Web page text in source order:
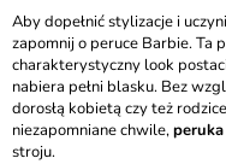
Aby dopełnić stylizacje i
zapomnij o peruce Barbie. Ta
charakterystyczny look
nabiera pełni blasku. Bez
dorosłą kobietą czy też
niezapomniane chwile,
stroju.